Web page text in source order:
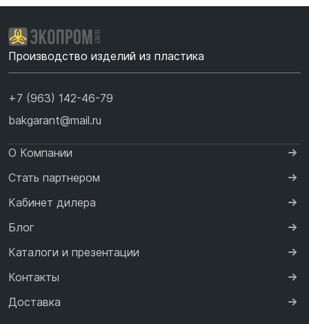
Производство изделий из пластика
+7 (963) 142-46-79
bakgarant@mail.ru
О Компании
Стать партнером
Кабинет дилера
Блог
Каталоги и презентации
Контакты
Доставка